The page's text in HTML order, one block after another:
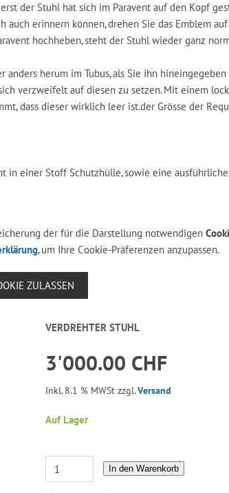
der Stuhl hat sich im Paravent auf den Kopf
erinnern können, drehen Sie das Emblem
hochheben, steht der Stuhl wieder ganz
herum im Tubus, als Sie ihn hineingegeben
verzweifelt auf diesen zu setzen. Mit einem
dass dieser wirklich leer ist.der Grösse der
in einer Stoff Schutzhülle, sowie eine
der für die Darstellung notwendigen
, um Ihre Cookie-Präferenzen anzupassen.
ZULASSEN
VERDREHTER STUHL
3'000.00 CHF
Inkl. 8.1 % MWSt zzgl.Versand
Auf Lager
In den Warenkorb